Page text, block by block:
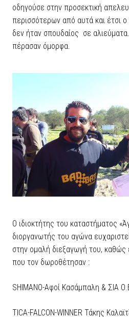
οδηγούσε στην προσεκτική
περισσότερων από αυτά και έτσι
δεν ήταν σπουδαίος σε
πέρασαν όμορφα.
Ο ιδιοκτήτης του καταστήματος
διοργανωτής του αγώνα
στην ομαλή διεξαγωγή του, καθώς
που τον δωροθέτησαν :
SHIMANO-Αφοί Κασάμπαλη & ΣΙΑ
ΤΙCA-FALCON-WINNER Τάκης